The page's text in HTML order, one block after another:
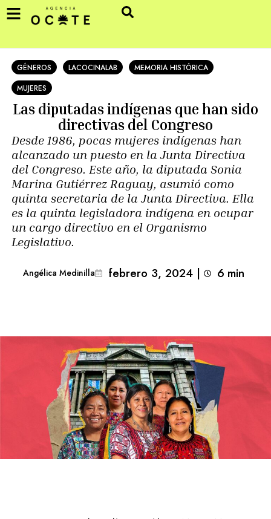
GÉNEROS LACOCINALAB
MEMORIA HISTÓRICA
MUJERES
Las diputadas indígenas que han sido
directivas del Congreso
Desde 1986, pocas mujeres indígenas han
alcanzado un puesto en la Junta Directiva
del Congreso. Este año, la diputada Sonia
Marina Gutiérrez Raguay, asumió como
quinta secretaria de la Junta Directiva. Ella
es la quinta legisladora indígena en ocupar
un cargo directivo en el Organismo
Legislativo.
Angélica Medinilla febrero 3, 2024 | 6 min